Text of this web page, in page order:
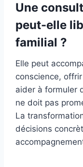
Une
peut-elle
familial ?
Elle peut
conscience,
aider à formuler
ne doit pas
La
décisions